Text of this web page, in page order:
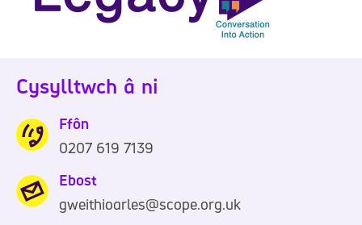
Cysylltwch â ni
Ffôn
0
2
0
0207 619 7139
Ebost
gweithioarles@scope.org.uk